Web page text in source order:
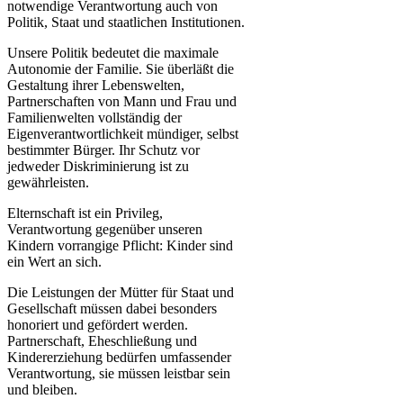
notwendige Verantwortung auch von
Politik, Staat und staatlichen Institutionen.
Unsere Politik bedeutet die maximale
Autonomie der Familie. Sie überläßt die
Gestaltung ihrer Lebenswelten,
Partnerschaften von Mann und Frau und
Familienwelten vollständig der
Eigenverantwortlichkeit mündiger, selbst
bestimmter Bürger. Ihr Schutz vor
jedweder Diskriminierung ist zu
gewährleisten.
Elternschaft ist ein Privileg,
Verantwortung gegenüber unseren
Kindern vorrangige Pflicht: Kinder sind
ein Wert an sich.
Die Leistungen der Mütter für Staat und
Gesellschaft müssen dabei besonders
honoriert und gefördert werden.
Partnerschaft, Eheschließung und
Kindererziehung bedürfen umfassender
Verantwortung, sie müssen leistbar sein
und bleiben.